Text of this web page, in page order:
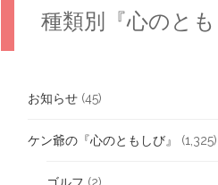
種類別『心のとも
お知らせ (45)
ケン爺の『心のともしび』 (1,325)